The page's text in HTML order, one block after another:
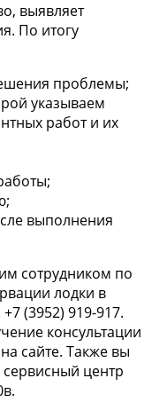
выявляет
По итогу
проблемы;
указываем
работ и их
выполнения
сотрудником по
лодки в
(3952) 919-917.
консультации
сайте. Также вы
центр